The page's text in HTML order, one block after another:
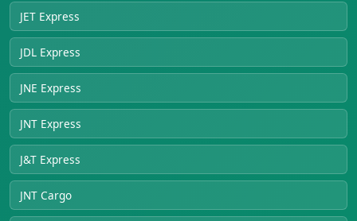
JET Express
JDL Express
JNE Express
JNT Express
J&T Express
JNT Cargo